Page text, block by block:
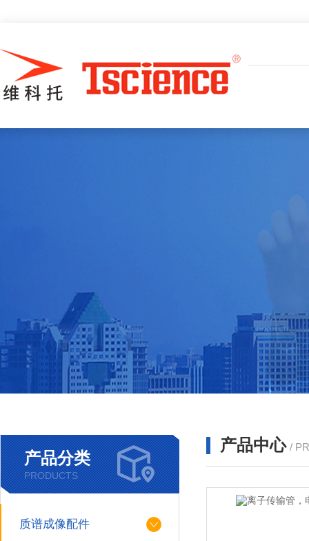
产品分类
PRODUCTS
质谱成像配件
产品中心 /